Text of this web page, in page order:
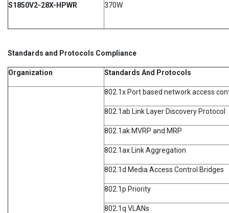
S1850V2-28X-HPWR 370W
Standards and Protocols Compliance
Organization Standards And Protocols
802.1x Port based network access
802.1ab Link Layer Discovery Protocol
802.1ak MVRP and MRP
802.1ax Link Aggregation
802.1d Media Access Control Bridges
802.1p Priority
802.1q VLANs